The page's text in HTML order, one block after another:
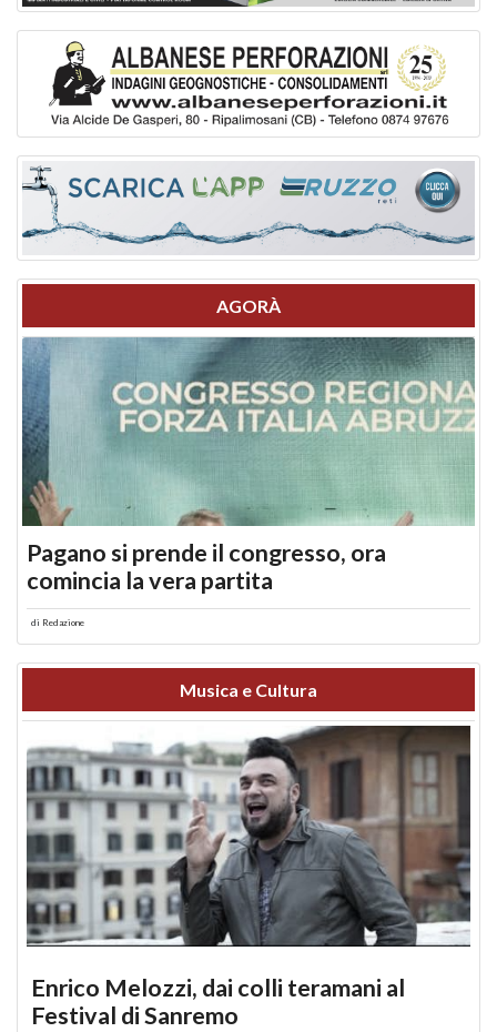
AGORÀ
Pagano si prende il congresso, ora
comincia la vera partita
di Redazione
Musica e Cultura
Enrico Melozzi, dai colli teramani al
Festival di Sanremo